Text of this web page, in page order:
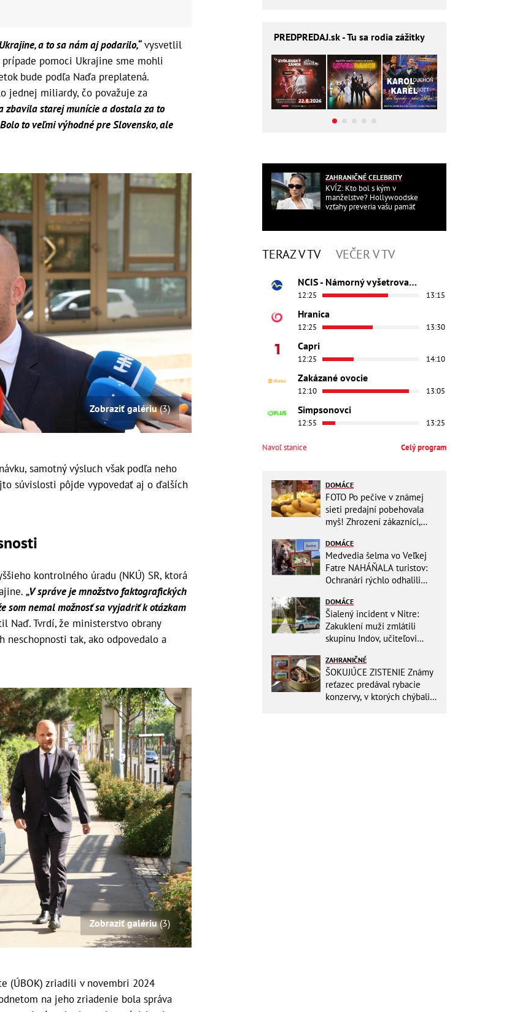
a to sa nám aj podarilo,“vysvetlil
pomoci Ukrajine sme mohli
bude podľa Naďa preplatená.
jednej miliardy, čo považuje za
zbavila starej munície a dostala za to
to veľmi výhodné pre Slovensko, ale
Zobraziť galériu(3)
samotný výsluch však podľa neho
súvislosti pôjde vypovedať aj o ďalších
kontrolného úradu (NKÚ) SR, ktorá
„V správe je množstvo faktografických
som nemal možnosť sa vyjadriť k otázkam
Naď. Tvrdí, že ministerstvo obrany
neschopnosti tak, ako odpovedalo a
Zobraziť galériu(3)
(ÚBOK) zriadili v novembri 2024
na jeho zriadenie bola správa
PREDPREDAJ.sk - Tu sa rodia zážitky
ZAHRANIČNÉ CELEBRITY
KVÍZ: Kto bol s kým v
manželstve? Hollywoodske
vzťahy preveria vašu pamäť
TERAZ V TV VEČER V TV
NCIS - Námorný vyšetrovací úrad
12:25 13:15
Hranica
12:25 13:30
Capri
12:25 14:10
Zakázané ovocie
12:10 13:05
Simpsonovci
12:55 13:25
Navoľ stanice Celý program
DOMÁCE
FOTO Po pečive v známej
sieti predajní pobehovala
myš! Zhrození zákazníci,
DOMÁCE
Medvedia šelma vo Veľkej
Fatre NAHÁŇALA turistov:
Ochranári rýchlo odhalili
DOMÁCE
Šialený incident v Nitre:
Zakuklení muži zmlátili
skupinu Indov, učiteľovi
tvár!
ZAHRANIČNÉ
ŠOKUJÚCE ZISTENIE Známy
reťazec predával rybacie
konzervy, v ktorých chýbali